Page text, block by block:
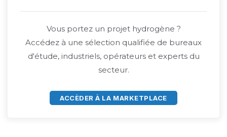
Vous portez un projet hydrogène ?
Accédez à une sélection qualifiée de bureaux
d'étude, industriels, opérateurs et experts du
secteur.
ACCÈDER À LA MARKETPLACE